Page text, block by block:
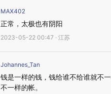
MAX402
正常，太极也有阴阳
2023-05-22 00:47 · 江苏
Johannes_Tan
钱是一样的钱，钱给谁不给谁就不
不一样的帐。